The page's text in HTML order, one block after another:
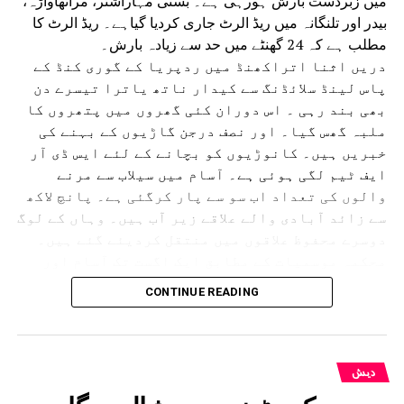
بیدر اور تلنگانہ میں ریڈ الرٹ جاری کردیا گیاہے۔ ریڈ الرٹ کا
مطلب ہے کہ 24 گھنٹے میں حد سے زیادہ بارش۔
دریں اثنا اتراکھنڈ میں ردپریا کے گوری کنڈ کے
پاس لینڈ سلائڈنگ سے کیدار ناتھ یاترا تیسرے دن
بھی بند رہی ۔ اس دوران کئی گھروں میں پتھروں کا
ملبہ گھس گیا۔ اور نصف درجن گاڑیوں کے بہنے کی
خبریں ہیں۔ کانوڑیوں کو بچانے کے لئے ایس ڈی آر
ایف ٹیم لگی ہوئی ہے۔ آسام میں سیلاب سے مرنے
والوں کی تعداد اب سو سے پار کرگئی ہے۔ پانچ لاکھ
سے زائد آبادی والے علاقے زیر آب ہیں۔ وہاں کے لوگ
دوسری ریاستوں میں بھاری بارش اور بجلی گرنے کے
امکانات ہیں۔آسام میں تنسکویا، بھیما جی ،
گجرات میں دو دنوں کی بارش نے عام زندگی مفلوج کردی ہے
یہاں بھی ہائی الرٹ جاری کردیا گیا ہے۔ مدھیہ پردیش میں
CONTINUE READING
دیش